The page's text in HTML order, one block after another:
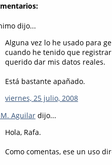
dijo...
Alguna vez lo he usado para
cuando he tenido que
querido dar mis datos reales.
Está bastante apañado.
viernes, 25 julio, 2008
Aguilar dijo...
Hola, Rafa.
Como comentas, ese un uso